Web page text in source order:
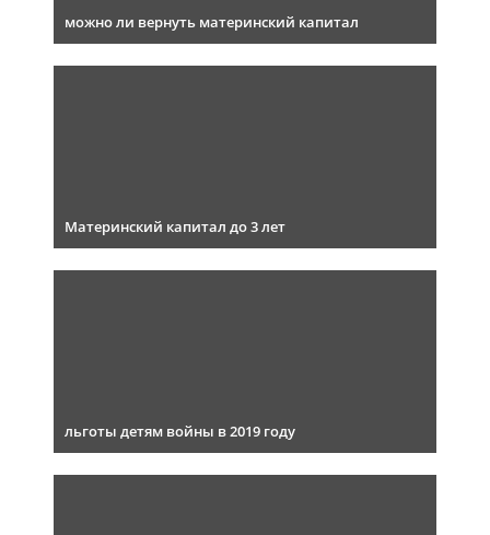
можно ли вернуть материнский капитал
Материнский капитал до 3 лет
льготы детям войны в 2019 году